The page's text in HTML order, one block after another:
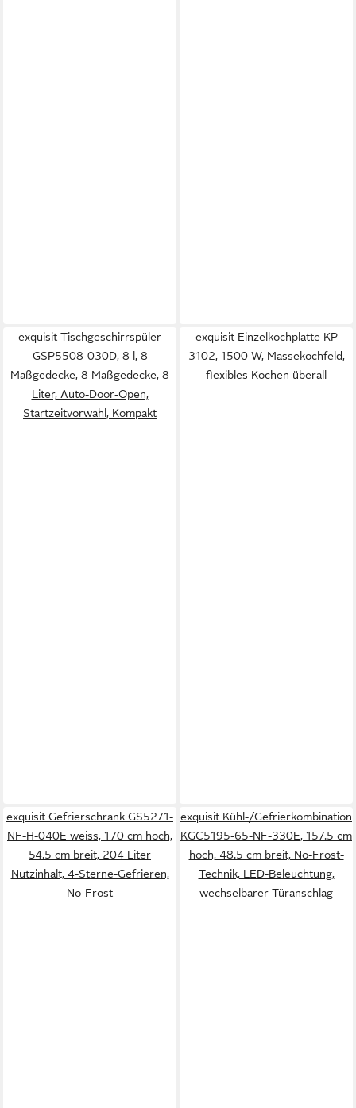
exquisit Tischgeschirrspüler
GSP5508-030D, 8 l, 8
Maßgedecke, 8 Maßgedecke, 8
Liter, Auto-Door-Open,
Startzeitvorwahl, Kompakt
exquisit Einzelkochplatte KP
3102, 1500 W, Massekochfeld,
flexibles Kochen überall
exquisit Gefrierschrank GS5271-
NF-H-040E weiss, 170 cm hoch,
54.5 cm breit, 204 Liter
Nutzinhalt, 4-Sterne-Gefrieren,
No-Frost
exquisit Kühl-/Gefrierkombination
KGC5195-65-NF-330E, 157.5 cm
hoch, 48.5 cm breit, No-Frost-
Technik, LED-Beleuchtung,
wechselbarer Türanschlag